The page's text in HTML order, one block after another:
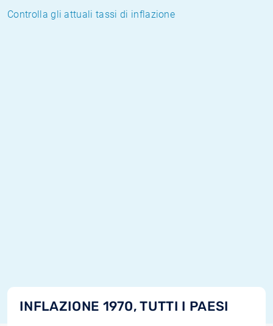
Controlla gli attuali tassi di inflazione
INFLAZIONE 1970, TUTTI I PAESI